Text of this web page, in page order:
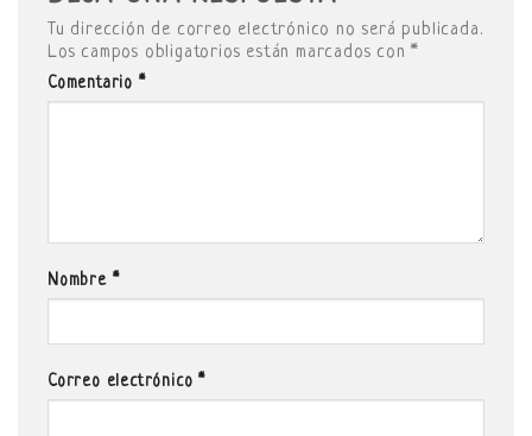
Tu dirección de correo electrónico no será publicada.
Los campos obligatorios están marcados con*
Comentario *
Nombre *
Correo electrónico*